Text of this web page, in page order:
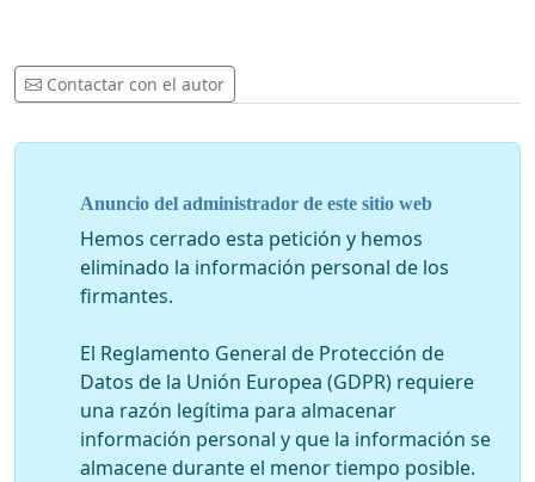
Contactar con el autor
Anuncio del administrador de este sitio web
Hemos cerrado esta petición y hemos
eliminado la información personal de los
firmantes.
El Reglamento General de Protección de
Datos de la Unión Europea (GDPR) requiere
una razón legítima para almacenar
información personal y que la información se
almacene durante el menor tiempo posible.